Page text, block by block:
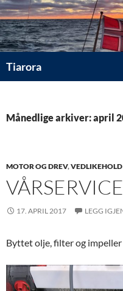
Hopp
til
innhold
Tiarora
Månedlige arkiver: april
MOTOR OG DREV,VEDLIKEHOLD
17. APRIL 2017 LEGG
Byttet olje, filter og